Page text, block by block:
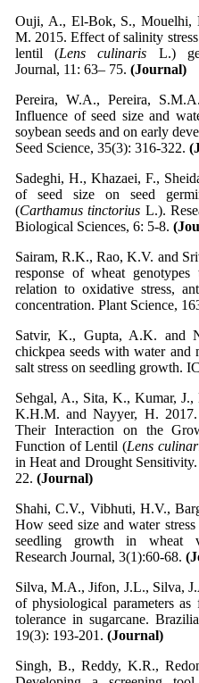
Ouji, A., El‐Bok, S., Mouelhi,
M. 2015. Effect of salinity
lentil (Lens culinaris L.)
Journal, 11: 63– 75. (Journal)
Pereira, W.A., Pereira,
Influence of seed size and
soybean seeds and on early
Seed Science, 35(3): 316-322.
Sadeghi, H., Khazaei, F.,
of seed size on seed
(Carthamus tinctorius L.).
Biological Sciences, 6: 5-8.
Sairam, R.K., Rao, K.V. and
response of wheat
relation to oxidative stress,
concentration. Plant Science,
Satvir, K., Gupta, A.K. and
chickpea seeds with water and
salt stress on seedling growth.
Sehgal, A., Sita, K., Kumar,
K.H.M. and Nayyer, H.
Their Interaction on the
Function of Lentil (Lens
in Heat and Drought
22. (Journal)
Shahi, C.V., Vibhuti, H.V.,
How seed size and water
seedling growth in wheat
Research Journal, 3(1):60-68.
Silva, M.A., Jifon, J.L., Silva,
of physiological parameters
tolerance in sugarcane.
19(3): 193-201. (Journal)
Singh, B., Reddy, K.R.,